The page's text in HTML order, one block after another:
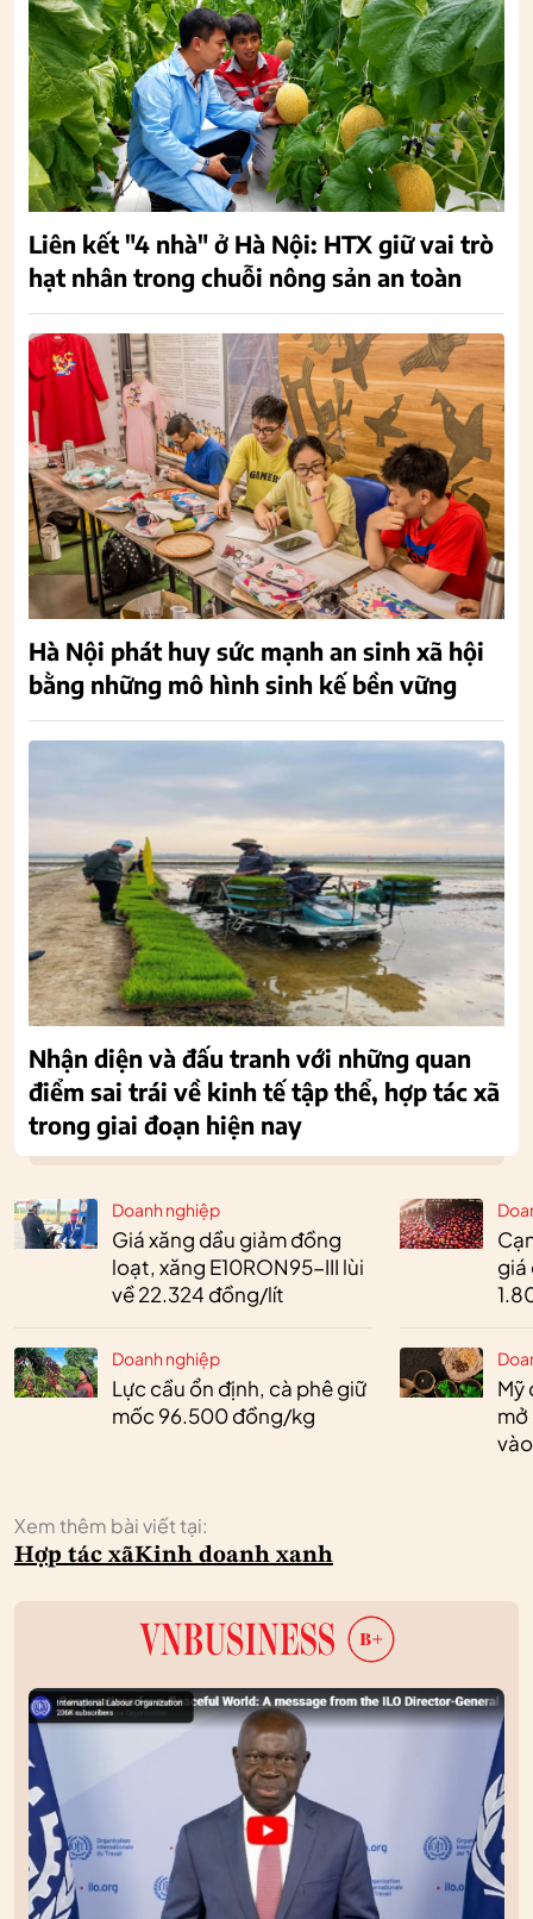
Doanh nghiệp
Giá xăng dầu giảm đồng
loạt, xăng E10RON95-III lùi
về 22.324 đồng/lít
Doanh nghiệp
Lực cầu ổn định, cà phê giữ
mốc 96.500 đồng/kg
giá
Mỹ
Xem thêm bài viết tại:
Hợp tác xãKinh doanh xanh
Liên kết "4 nhà" ở Hà Nội: HTX giữ vai trò
hạt nhân trong chuỗi nông sản an toàn
Hà Nội phát huy sức mạnh an sinh xã hội
bằng những mô hình sinh kế bền vững
Nhận diện và đấu tranh với những quan
điểm sai trái về kinh tế tập thể, hợp tác xã
trong giai đoạn hiện nay